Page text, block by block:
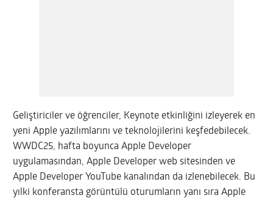
Geliştiriciler ve öğrenciler, Keynote etkinliğini izleyerek en
yeni Apple yazılımlarını ve teknolojilerini keşfedebilecek.
WWDC25, hafta boyunca Apple Developer
uygulamasından, Apple Developer web sitesinden ve
Apple Developer YouTube kanalından da izlenebilecek. Bu
yılki konferansta görüntülü oturumların yanı sıra Apple